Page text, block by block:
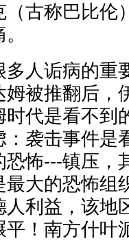
古称巴比伦
人诟病的重
被推翻后，
代是看不到
袭击事件是
怖---镇压，
大的恐怖组
利益，该地
！南方什叶